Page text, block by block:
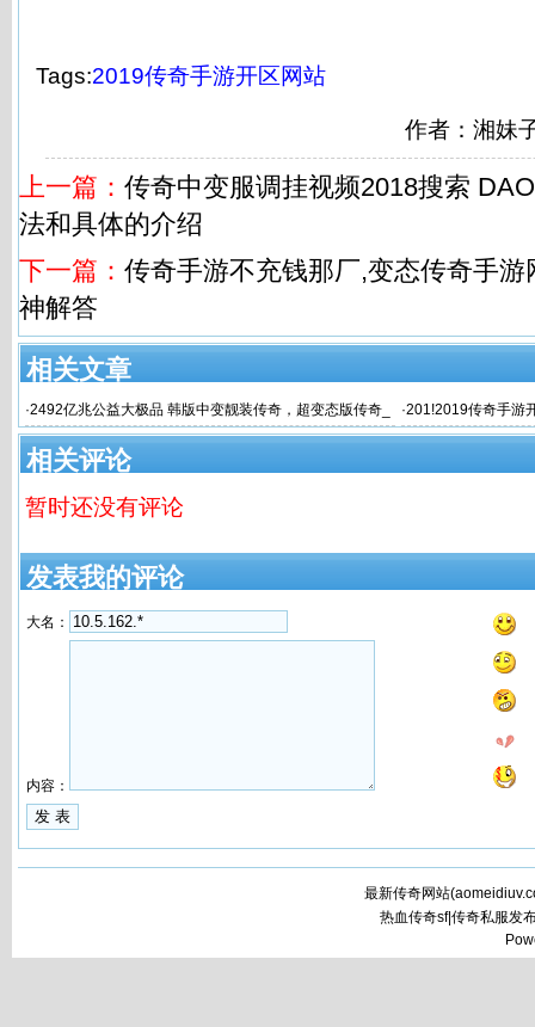
Tags:2019传奇手游开区网站
作者：湘妹
上一篇： 传奇中变服调挂视频2018搜索
法和具体的介绍
下一篇： 传奇手游不充钱那厂,变态传奇手
神解答
相关文章
·2492亿兆公益大极品 韩版中变靓装传奇，超变态版传奇_
新开传奇
·201!2019传奇手游
甲天下”
相关评论
暂时还没有评论
发表我的评论
大名：
内容：
最新传奇网站(
热血传奇sf|传奇私服发